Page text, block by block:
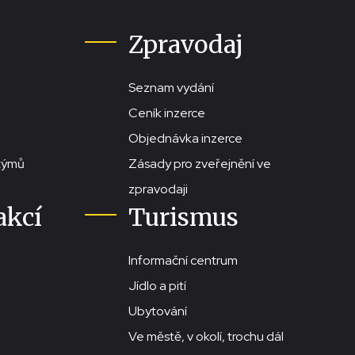
Zpravodaj
Seznam vydání
Ceník inzerce
Objednávka inzerce
Zásady pro zveřejnění ve
zpravodaji
Turismus
Informační centrum
Jídlo a pití
Ubytování
Ve městě, v okolí, trochu dál